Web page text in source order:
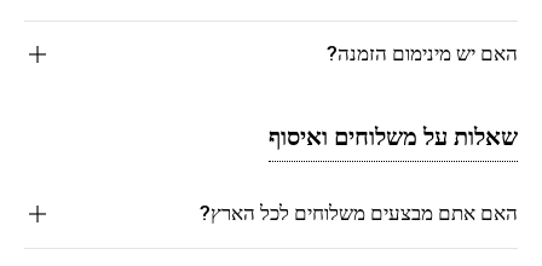
האם יש מינימום הזמנה?
שאלות על משלוחים ואיסוף
האם אתם מבצעים משלוחים לכל הארץ?